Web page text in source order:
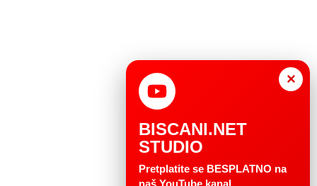
×
BISCANI.NET
STUDIO
Pretplatite se BESPLATNO na
naš YouTube kanal